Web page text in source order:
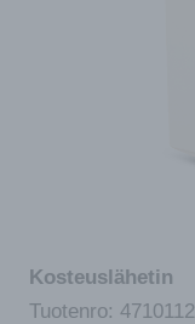
Kosteuslähetin
Tuotenro: